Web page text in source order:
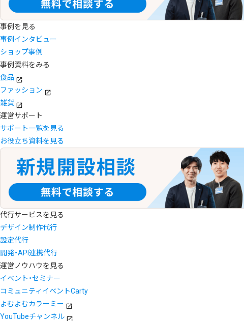
事例を見る
事例インタビュー
ショップ事例
事例資料をみる
食品
ファッション
雑貨
運営サポート
サポート一覧を見る
お役立ち資料を見る
代行サービスを見る
デザイン制作代行
設定代行
開発・API連携代行
運営ノウハウを見る
イベント・セミナー
コミュニティイベントCarty
よむよむカラーミー
YouTubeチャンネル